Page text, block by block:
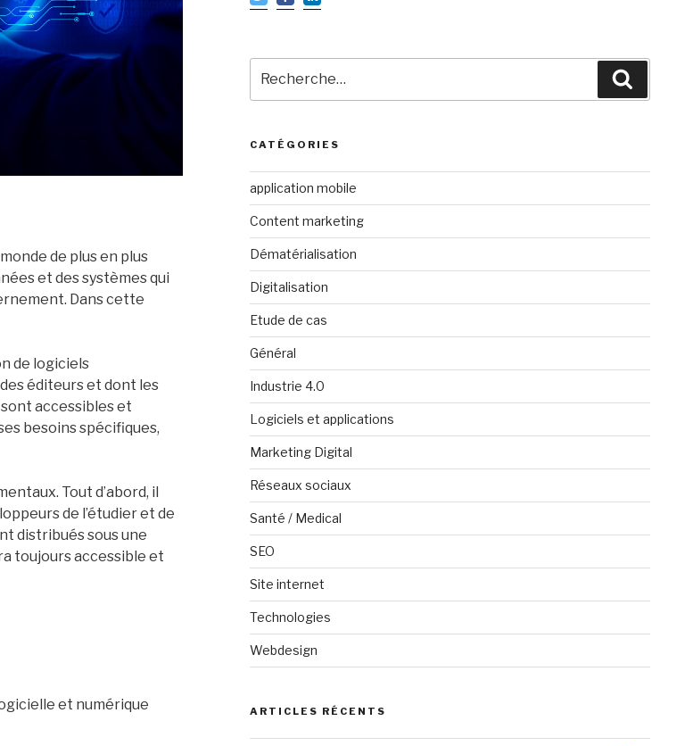
de plus en plus
et des systèmes qui
Dans cette
de logiciels
éditeurs et dont les
accessibles et
besoins spécifiques,
Tout d’abord, il
de l’étudier et de
distribués sous une
toujours accessible et
et numérique
pour
:
CATÉGORIES
application mobile
Content marketing
Dématérialisation
Digitalisation
Etude de cas
Général
Industrie 4.0
Logiciels et applications
Marketing Digital
Réseaux sociaux
Santé / Medical
SEO
Site internet
Technologies
Webdesign
ARTICLES RÉCENTS